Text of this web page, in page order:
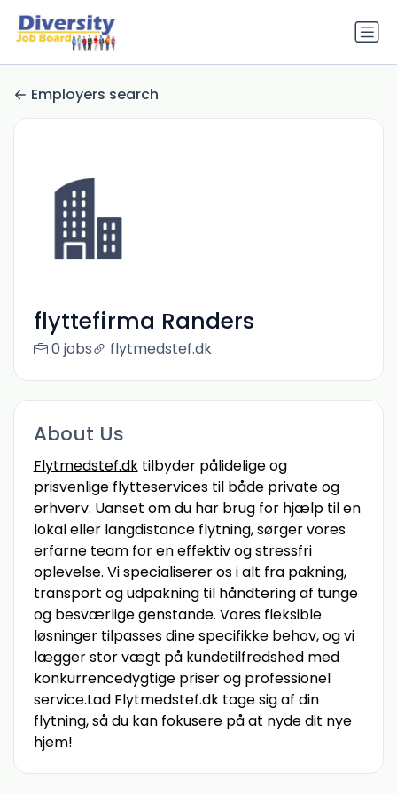
Employers search
flyttefirma Randers
0 jobs flytmedstef.dk
About Us
Flytmedstef.dktilbyder pålidelige og
prisvenlige flytteservices til både private og
erhverv. Uanset om du har brug for hjælp til en
lokal eller langdistance flytning, sørger vores
erfarne team for en effektiv og stressfri
oplevelse. Vi specialiserer os i alt fra pakning,
transport og udpakning til håndtering af tunge
og besværlige genstande. Vores fleksible
løsninger tilpasses dine specifikke behov, og vi
lægger stor vægt på kundetilfredshed med
konkurrencedygtige priser og professionel
service.Lad Flytmedstef.dk tage sig af din
flytning, så du kan fokusere på at nyde dit nye
hjem!